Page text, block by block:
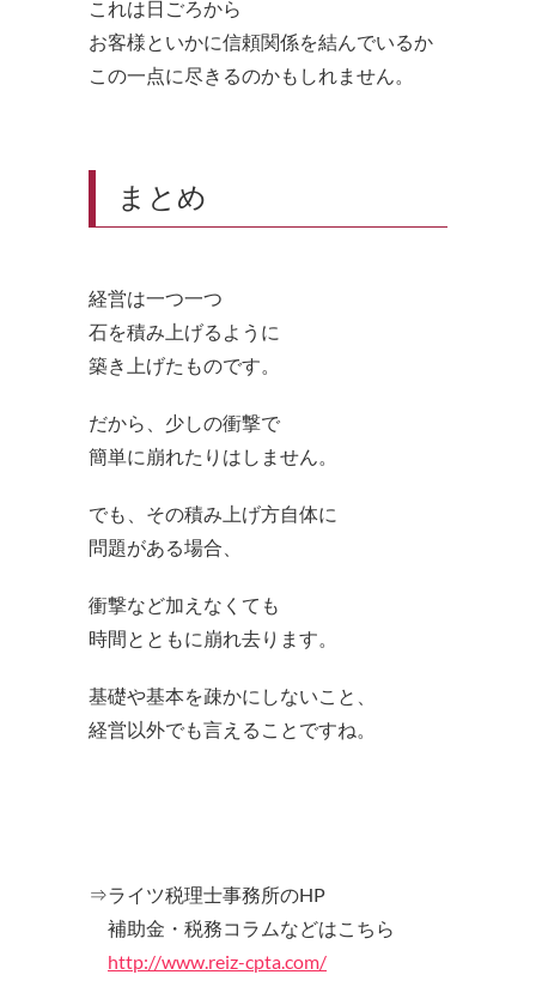
これは日ごろから
お客様といかに信頼関係を結んでいるか
この一点に尽きるのかもしれません。
まとめ
経営は一つ一つ
石を積み上げるように
築き上げたものです。
だから、少しの衝撃で
簡単に崩れたりはしません。
でも、その積み上げ方自体に
問題がある場合、
衝撃など加えなくても
時間とともに崩れ去ります。
基礎や基本を疎かにしないこと、
経営以外でも言えることですね。
⇒ライツ税理士事務所のHP
補助金・税務コラムなどはこちら
http://www.reiz-cpta.com/